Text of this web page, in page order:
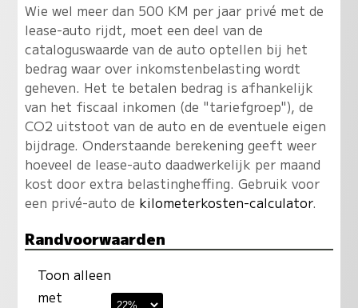
Wie wel meer dan 500 KM per jaar privé met de
lease-auto rijdt, moet een deel van de
cataloguswaarde van de auto optellen bij het
bedrag waar over inkomstenbelasting wordt
geheven. Het te betalen bedrag is afhankelijk
van het fiscaal inkomen (de "tariefgroep"), de
CO2 uitstoot van de auto en de eventuele eigen
bijdrage. Onderstaande berekening geeft weer
hoeveel de lease-auto daadwerkelijk per maand
kost door extra belastingheffing. Gebruik voor
een privé-auto de kilometerkosten-calculator.
Randvoorwaarden
Toon alleen
met